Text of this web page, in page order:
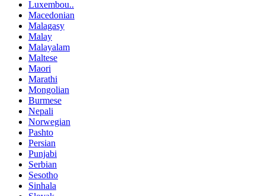
Luxembou..
Macedonian
Malagasy
Malay
Malayalam
Maltese
Maori
Marathi
Mongolian
Burmese
Nepali
Norwegian
Pashto
Persian
Punjabi
Serbian
Sesotho
Sinhala